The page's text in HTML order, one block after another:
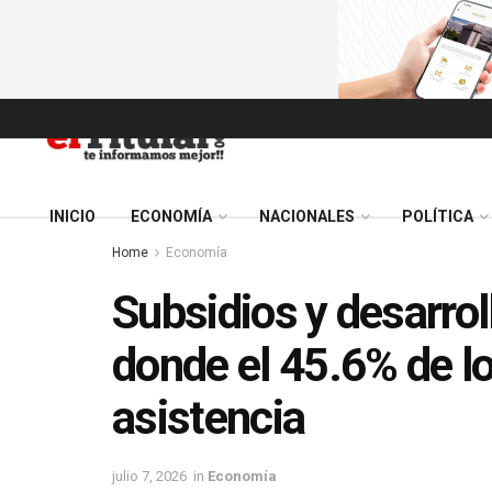
INICIO ECONOMÍA NACIONALES POLÍTICA
Home Economía
Subsidios y
donde el 45.6% de
asistencia
julio 7, 2026 in Economía